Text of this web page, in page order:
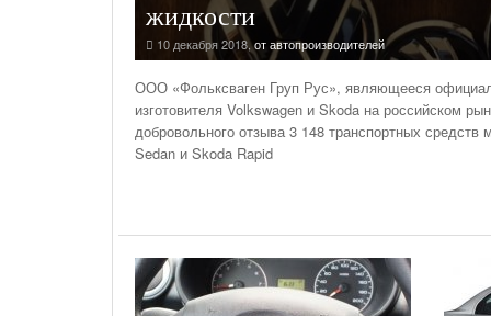
жидкости
10 декабря 2018,от автопроизводителей
ООО «Фольксваген Груп Рус», являющееся
изготовителя Volkswagen и Skoda на российском
добровольного отзыва 3 148 транспортных средств
Sedan и Skoda Rapid